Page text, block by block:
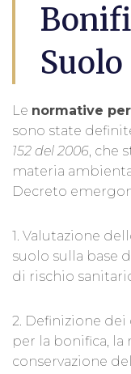
Suolo
Le normative
sono state
152 del 2006, che
materia
Decreto
1. Valutazione
suolo sulla base
di rischio
2. Definizione
per la bonifica, la
conservazione